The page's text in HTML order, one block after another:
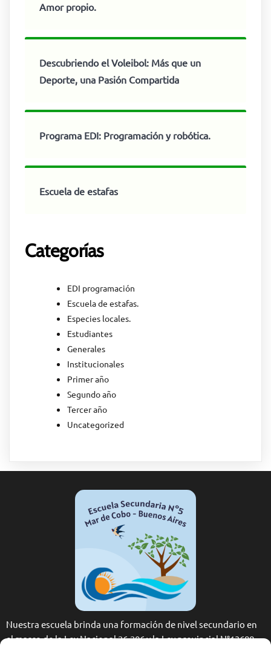
Amor propio.
Descubriendo el Voleibol: Más que un
Deporte, una Pasión Compartida
Programa EDI: Programación y robótica.
Escuela de estafas
Categorías
EDI programación
Escuela de estafas.
Especies locales.
Estudiantes
Generales
Institucionales
Primer año
Segundo año
Tercer año
Uncategorized
Nuestra escuela brinda una formación de nivel secundario en
el marco de la Ley Nacional 26.206 y la Ley provincial N°13688.